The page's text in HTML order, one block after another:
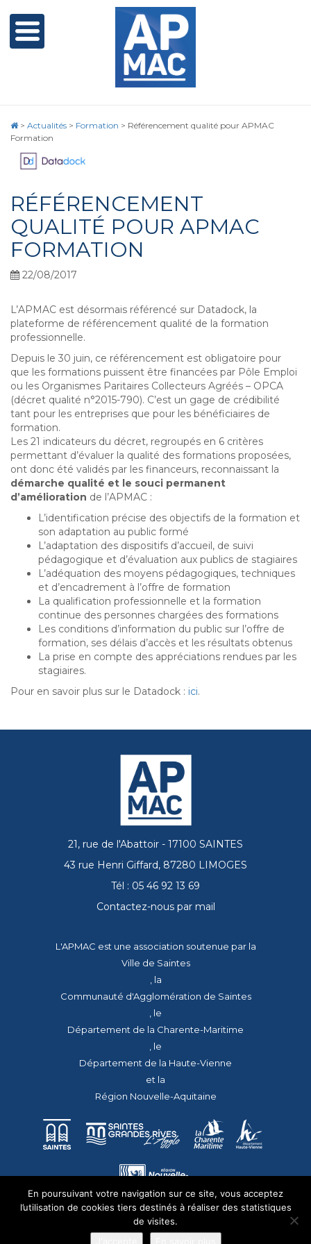
> Actualités > Formation > Référencement qualité pour APMAC
Formation
RÉFÉRENCEMENT
QUALITÉ POUR APMAC
FORMATION
22/08/2017
L’APMAC est désormais référencé sur Datadock, la
plateforme de référencement qualité de la formation
professionnelle.
Depuis le 30 juin, ce référencement est obligatoire pour
que les formations puissent être financées par Pôle Emploi
ou les Organismes Paritaires Collecteurs Agréés – OPCA
(décret qualité n°2015-790). C’est un gage de crédibilité
tant pour les entreprises que pour les bénéficiaires de
formation.
Les 21 indicateurs du décret, regroupés en 6 critères
permettant d’évaluer la qualité des formations proposées,
ont donc été validés par les financeurs, reconnaissant la
démarche qualité et le souci permanent
d’amélioration de l’APMAC :
L’identification précise des objectifs de la formation et
son adaptation au public formé
L’adaptation des dispositifs d’accueil, de suivi
pédagogique et d’évaluation aux publics de stagiaires
L’adéquation des moyens pédagogiques, techniques
et d’encadrement à l’offre de formation
La qualification professionnelle et la formation
continue des personnes chargées des formations
Les conditions d’information du public sur l’offre de
formation, ses délais d’accès et les résultats obtenus
La prise en compte des appréciations rendues par les
stagiaires.
Pour en savoir plus sur le Datadock : ici.
21, rue de l'Abattoir - 17100 SAINTES
43 rue Henri Giffard, 87280 LIMOGES
Tél : 05 46 92 13 69
Contactez-nous par mail
L'APMAC est une association soutenue par la
Ville de Saintes
, la
Communauté d'Agglomération de Saintes
, le
Département de la Charente-Maritime
, le
Département de la Haute-Vienne
et la
Région Nouvelle-Aquitaine
En poursuivant votre navigation sur ce site, vous acceptez
l’utilisation de cookies tiers destinés à réaliser des statistiques
de visites.